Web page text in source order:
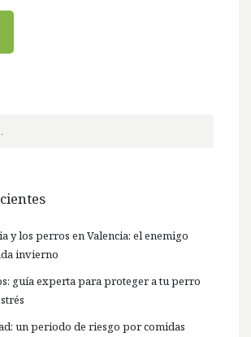
y los perros en Valencia: el enemigo
invierno
guía experta para proteger a tu perro
un periodo de riesgo por comidas